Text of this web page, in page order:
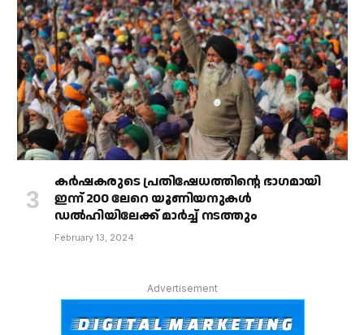
കർഷകരുടെ പ്രതിഷേധത്തിൻ്റെ ഭാഗമായി
ഇന്ന് 200 ലേറെ യൂണിയനുകൾ
ഡൽഹിയിലേക്ക് മാർച്ച് നടത്തും
February 13, 2024
Advertisement